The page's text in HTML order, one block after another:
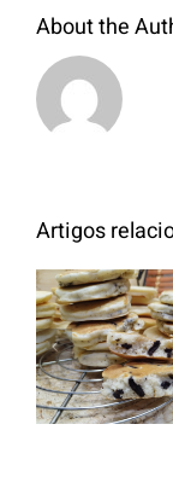
About the
Artigos
com